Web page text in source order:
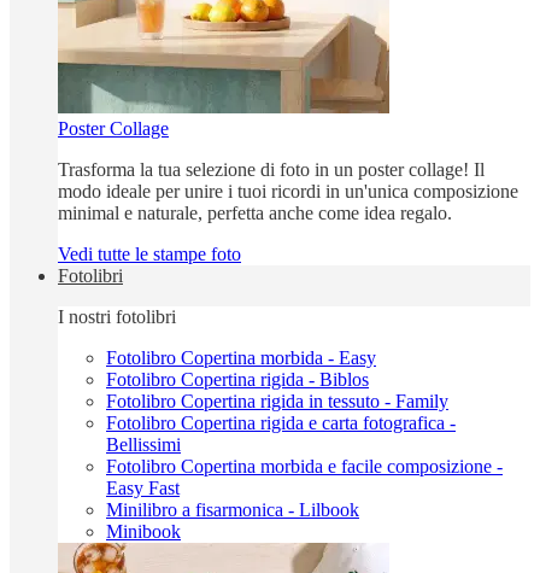
Poster Collage
Trasforma la tua selezione di foto in un poster collage! Il
modo ideale per unire i tuoi ricordi in un'unica composizione
minimal e naturale, perfetta anche come idea regalo.
Vedi tutte le stampe foto
Fotolibri
I nostri fotolibri
Fotolibro Copertina morbida - Easy
Fotolibro Copertina rigida - Biblos
Fotolibro Copertina rigida in tessuto - Family
Fotolibro Copertina rigida e carta fotografica -
Bellissimi
Fotolibro Copertina morbida e facile composizione -
Easy Fast
Minilibro a fisarmonica - Lilbook
Minibook